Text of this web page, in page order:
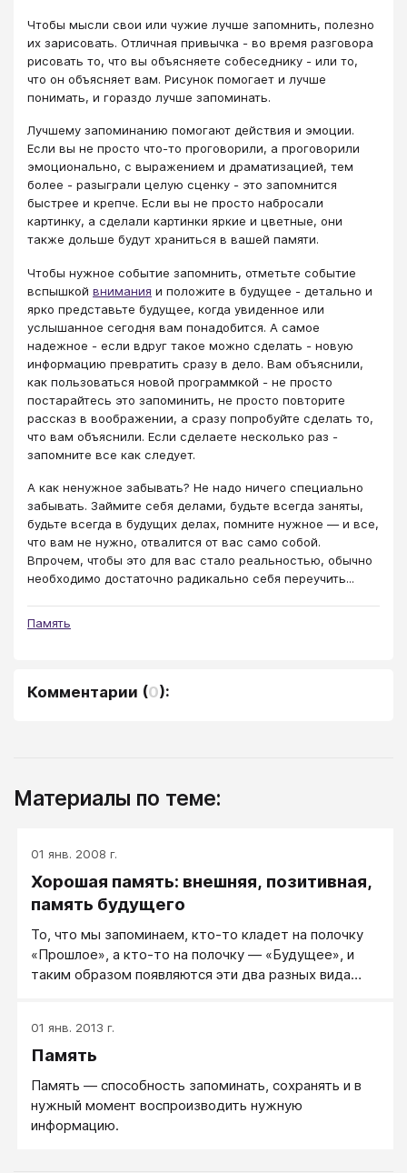
Чтобы мысли свои или чужие лучше запомнить, полезно
их зарисовать. Отличная привычка - во время разговора
рисовать то, что вы объясняете собеседнику - или то,
что он объясняет вам. Рисунок помогает и лучше
понимать, и гораздо лучше запоминать.
Лучшему запоминанию помогают действия и эмоции.
Если вы не просто что-то проговорили, а проговорили
эмоционально, с выражением и драматизацией, тем
более - разыграли целую сценку - это запомнится
быстрее и крепче. Если вы не просто набросали
картинку, а сделали картинки яркие и цветные, они
также дольше будут храниться в вашей памяти.
Чтобы нужное событие запомнить, отметьте событие
вспышкой внимания и положите в будущее - детально и
ярко представьте будущее, когда увиденное или
услышанное сегодня вам понадобится. А самое
надежное - если вдруг такое можно сделать - новую
информацию превратить сразу в дело. Вам объяснили,
как пользоваться новой программкой - не просто
постарайтесь это запоминить, не просто повторите
рассказ в воображении, а сразу попробуйте сделать то,
что вам объяснили. Если сделаете несколько раз -
запомните все как следует.
А как ненужное забывать? Не надо ничего специально
забывать. Займите себя делами, будьте всегда заняты,
будьте всегда в будущих делах, помните нужное — и все,
что вам не нужно, отвалится от вас само собой.
Впрочем, чтобы это для вас стало реальностью, обычно
необходимо достаточно радикально себя переучить...
Память
Комментарии (0):
Материалы по теме:
01 янв. 2008 г.
Хорошая память: внешняя, позитивная,
память будущего
То, что мы запоминаем, кто-то кладет на полочку
«Прошлое», а кто-то на полочку — «Будущее», и
таким образом появляются эти два разных вида
01 янв. 2013 г.
Память
Память — способность запоминать, сохранять и в
нужный момент воспроизводить нужную
информацию.